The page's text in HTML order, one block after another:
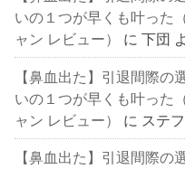
いの１つが早くも叶った
ャン レビュー）
に下団
【鼻血出た】引退間際
いの１つが早くも叶った
ャン レビュー）
に ステ
【鼻血出た】引退間際